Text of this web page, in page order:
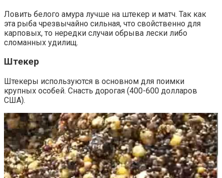
Ловить белого амура лучше на штекер и матч. Так как
эта рыба чрезвычайно сильная, что свойственно для
карповых, то нередки случаи обрыва лески либо
сломанных удилищ.
Штекер
Штекеры используются в основном для поимки
крупных особей. Снасть дорогая (400-600 долларов
США).